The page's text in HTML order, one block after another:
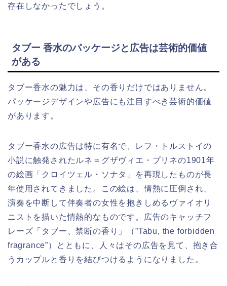
存在しなかったでしょう。
タブー 香水のパッケージと広告は芸術的価値
がある
タブー香水の魅力は、その香りだけではありません。
パッケージデザインや広告にも注目すべき芸術的価値
があります。
タブー香水の広告は特に有名で、レフ・トルストイの
小説に触発されたルネ＝グザヴィエ・プリネの1901年
の絵画「クロイツェル・ソナタ」を再現したものが長
年使用されてきました。この絵は、情熱に圧倒され、
演奏を中断して伴奏者の女性を抱きしめるヴァイオリ
ニストを描いた情熱的なものです。広告のキャッチフ
レーズ「タブー、禁断の香り」（”Tabu, the forbidden
fragrance”）とともに、人々はその広告を見て、抱き合
うカップルと香りを結びつけるようになりました。